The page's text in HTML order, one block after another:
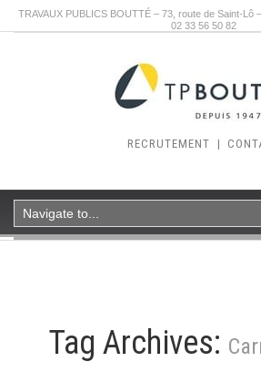
TRAVAUX PUBLICS BOUTTÉ – 73, route de Saint-Lô
02 33 56 50 82
RECRUTEMENT |
Tag Archives: